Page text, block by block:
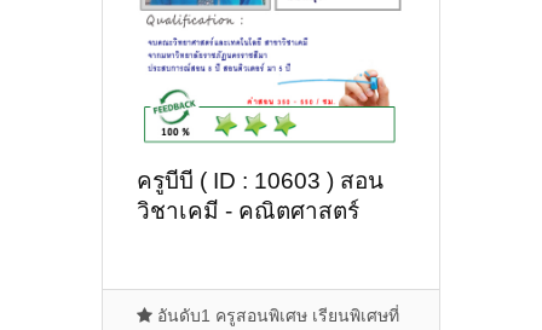
ครูบีบี ( ID : 10603 ) สอน
วิชาเคมี - คณิตศาสตร์
อันดับ1 ครูสอนพิเศษ เรียนพิเศษที่